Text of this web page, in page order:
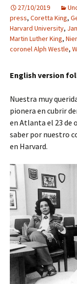
27/10/2019
press, Coretta King,
Harvard University,
Martin Luther King,
coronel Alph Westle,
English version
Nuestra muy
pionera en cubrir
en Atlanta el 23 de
saber por nuestro
en Harvard.